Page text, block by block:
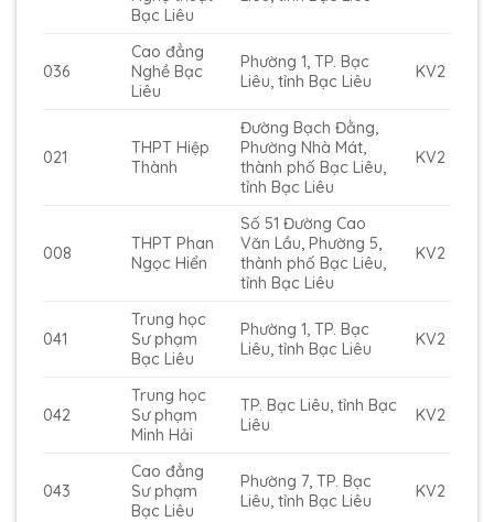
Bạc Liêu
036
Cao đẳng
Nghề Bạc
Liêu
Phường 1, TP. Bạc
Liêu, tỉnh Bạc Liêu
KV2
021
THPT Hiệp
Thành
Đường Bạch Đằng,
Phường Nhà Mát,
thành phố Bạc Liêu,
tỉnh Bạc Liêu
KV2
008
THPT Phan
Ngọc Hiển
Số 51 Đường Cao
Văn Lầu, Phường 5,
thành phố Bạc Liêu,
tỉnh Bạc Liêu
KV2
041
Trung học
Sư phạm
Bạc Liêu
Phường 1, TP. Bạc
Liêu, tỉnh Bạc Liêu
KV2
042
Trung học
Sư phạm
Minh Hải
TP. Bạc Liêu, tỉnh Bạc
Liêu
KV2
043
Cao đẳng
Sư phạm
Bạc Liêu
Phường 7, TP. Bạc
Liêu, tỉnh Bạc Liêu
KV2